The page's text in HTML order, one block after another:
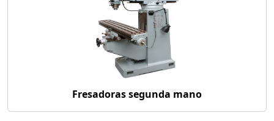
Fresadoras segunda mano